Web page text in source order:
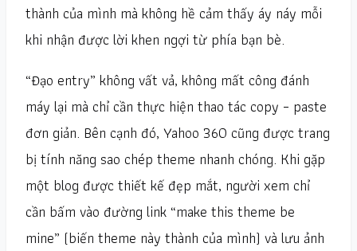
thành của mình mà không hề cảm thấy áy náy mỗi
khi nhận được lời khen ngợi từ phía bạn bè.
“Đạo entry” không vất vả, không mất công đánh
máy lại mà chỉ cần thực hiện thao tác copy – paste
đơn giản. Bên cạnh đó, Yahoo 360 cũng được trang
bị tính năng sao chép theme nhanh chóng. Khi gặp
một blog được thiết kế đẹp mắt, người xem chỉ
cần bấm vào đường link “make this theme be
mine” (biến theme này thành của mình) và lưu ảnh